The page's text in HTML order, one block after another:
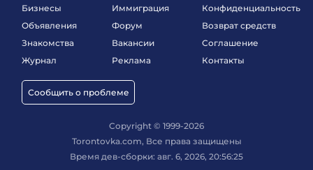
Бизнесы
Объявления
Знакомства
Журнал
Сообщить о проблеме
Иммиграция
Форум
Вакансии
Реклама
Конфиденциальность
Возврат средств
Соглашение
Контакты
Copyright © 1999-2026
Torontovka.com, Все права защищены
Время дев-сборки: авг. 6, 2026, 20:56:25